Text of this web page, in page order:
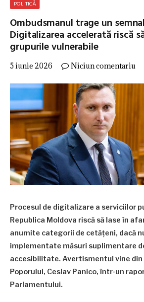
POLITICĂ
Ombudsmanul trage un
Digitalizarea accelerată riscă
grupurile vulnerabile
5 iunie 2026 Niciun comentariu
Procesul de digitalizare a serviciilor
Republica Moldova riscă să lase în
anumite categorii de cetățeni, dacă
implementate măsuri suplimentare
accesibilitate. Avertismentul vine
Poporului, Ceslav Panico, într-un
Parlamentului.